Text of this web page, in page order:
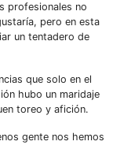
profesionales no
pero en esta
un tentadero de
que solo en el
hubo un maridaje
toreo y afición.
gente nos hemos